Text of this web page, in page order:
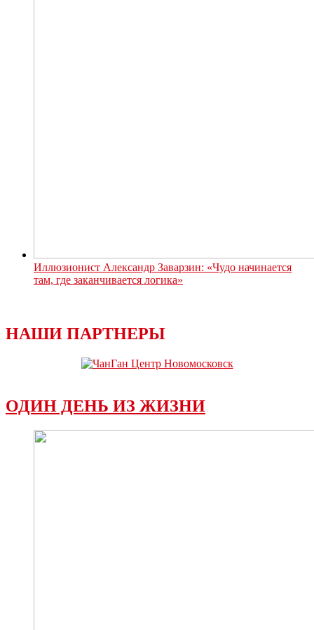
Иллюзионист Александр Заварзин: «Чудо начинается
там, где заканчивается логика»
НАШИ ПАРТНЕРЫ
ОДИН ДЕНЬ ИЗ ЖИЗНИ